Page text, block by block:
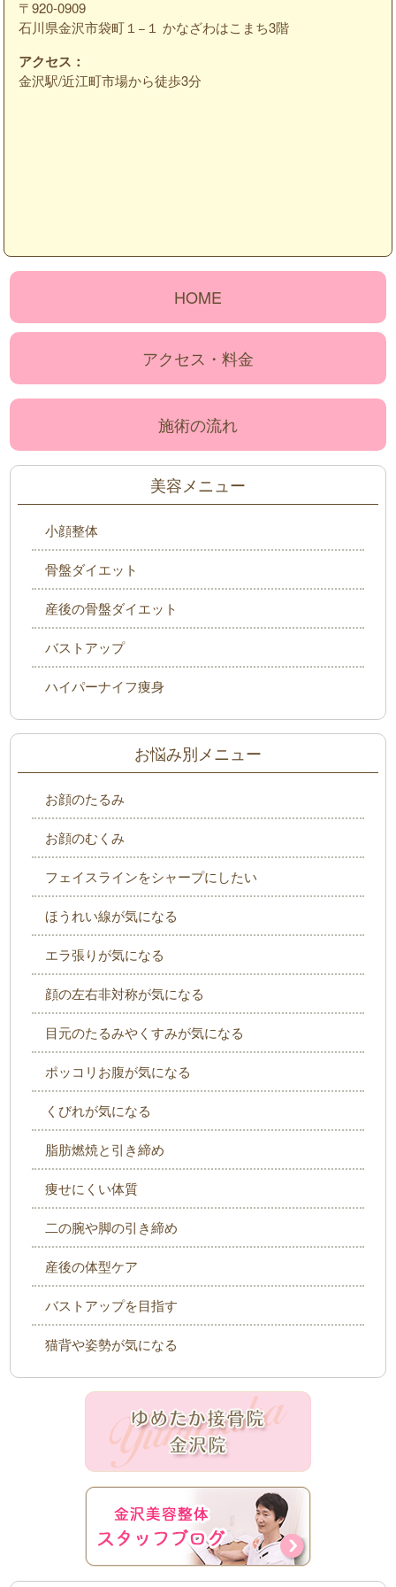
〒920-0909
石川県金沢市袋町１−１ かなざわはこまち3階
アクセス：
金沢駅/近江町市場から徒歩3分
HOME
アクセス・料金
施術の流れ
美容メニュー
小顔整体
骨盤ダイエット
産後の骨盤ダイエット
バストアップ
ハイパーナイフ痩身
お悩み別メニュー
お顔のたるみ
お顔のむくみ
フェイスラインをシャープにしたい
ほうれい線が気になる
エラ張りが気になる
顔の左右非対称が気になる
目元のたるみやくすみが気になる
ポッコリお腹が気になる
くびれが気になる
脂肪燃焼と引き締め
痩せにくい体質
二の腕や脚の引き締め
産後の体型ケア
バストアップを目指す
猫背や姿勢が気になる